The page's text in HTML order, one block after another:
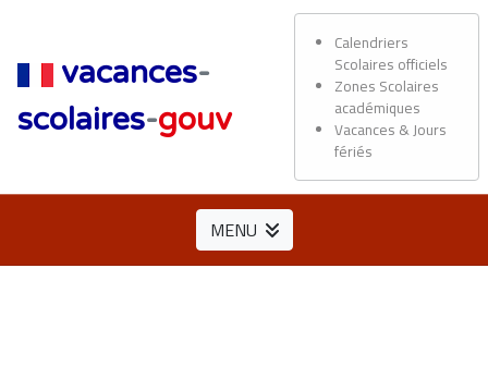
vacances-
scolaires-gouv
Calendriers
Scolaires officiels
Zones Scolaires
académiques
Vacances & Jours
fériés
MENU